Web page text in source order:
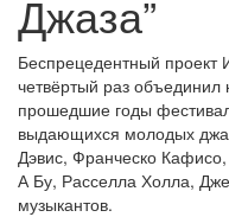
Джаза”
Беспрецедентный
четвёртый раз
прошедшие годы
выдающихся молодых
Дэвис, Франческо
А Бу, Расселла Холла,
музыкантов.